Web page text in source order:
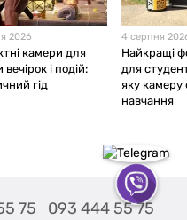
2026
камери для
і подій:
гід
4 серпня
Найкращі
для
яку
навчання
75 093 444 55 75